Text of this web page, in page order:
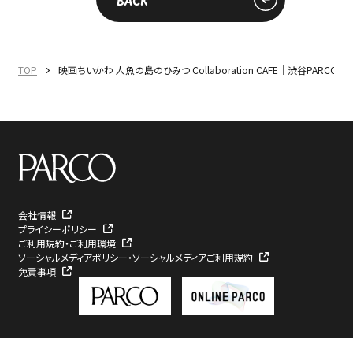
BACK
TOP 映画ちいかわ 人魚の島のひみつ Collaboration CAFE｜渋谷PARCO｜
会社情報
プライシーポリシー
ご利用規約・ご利用環境
ソーシャルメディアポリシー・ソーシャルメディアご利用規約
免責事項